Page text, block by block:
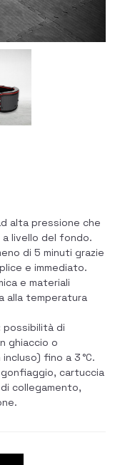
alta pressione che
livello del fondo.
di 5 minuti grazie
e immediato.
e materiali
alla temperatura
possibilità di
ghiaccio o
fino a 3 °C.
cartuccia
collegamento,